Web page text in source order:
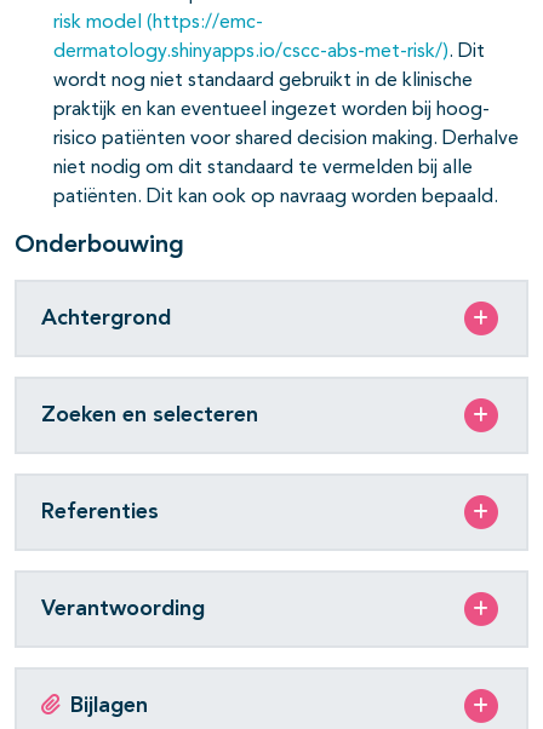
risk model (https://emc-
dermatology.shinyapps.io/cscc-abs-met-risk/). Dit
wordt nog niet standaard gebruikt in de klinische
praktijk en kan eventueel ingezet worden bij hoog-
risico patiënten voor shared decision making. Derhalve
niet nodig om dit standaard te vermelden bij alle
patiënten. Dit kan ook op navraag worden bepaald.
Onderbouwing
Achtergrond
Zoeken en selecteren
Referenties
Verantwoording
Bijlagen